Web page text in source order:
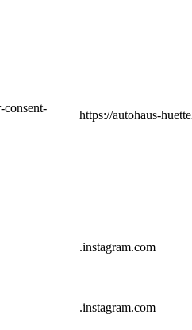
consent-
https://autohaus-
.instagram.com
.instagram.com